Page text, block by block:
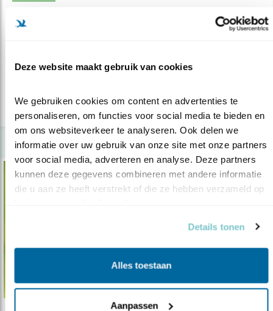
Deze website maakt gebruik van cookies
We gebruiken cookies om content en advertenties te
personaliseren, om functies voor social media te bieden en
om ons websiteverkeer te analyseren. Ook delen we
informatie over uw gebruik van onze site met onze partners
voor social media, adverteren en analyse. Deze partners
kunnen deze gegevens combineren met andere informatie
die u aan ze heeft verstrekt of die ze hebben verzameld op
Details tonen
Alles toestaan
Aanpassen
lees meer